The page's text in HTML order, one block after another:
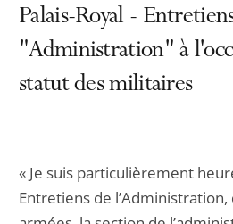
Palais-Royal -
"Administration" à
statut des militaires
« Je suis particulièrement
Entretiens de